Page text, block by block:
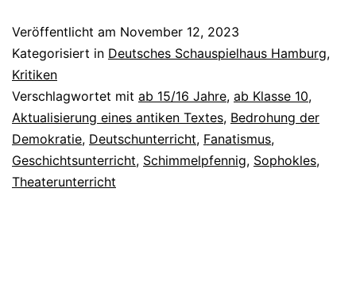
Veröffentlicht am November 12, 2023
Kategorisiert in Deutsches Schauspielhaus Hamburg,
Kritiken
Verschlagwortet mit ab 15/16 Jahre, ab Klasse 10,
Aktualisierung eines antiken Textes, Bedrohung der
Demokratie, Deutschunterricht, Fanatismus,
Geschichtsunterricht, Schimmelpfennig, Sophokles,
Theaterunterricht